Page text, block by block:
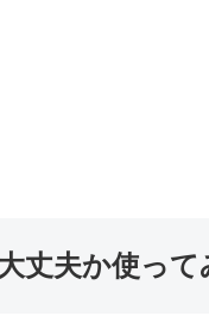
丈夫か使って